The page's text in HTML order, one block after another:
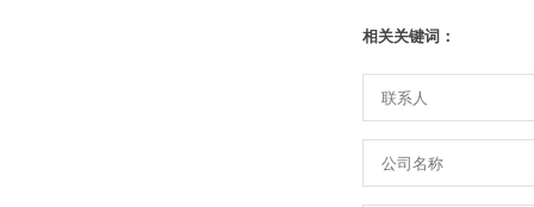
相关关键词：